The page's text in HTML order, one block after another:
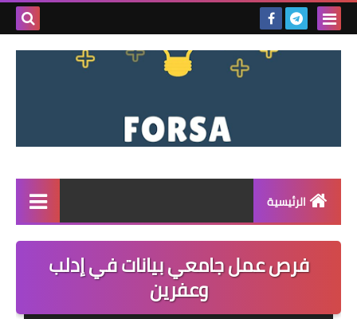
بحث
الرئيسية
القائمة
مناقصات
فرص عمل داخل سوريا
فرص عمل جامعي بيانات في إدلب
وعفرين